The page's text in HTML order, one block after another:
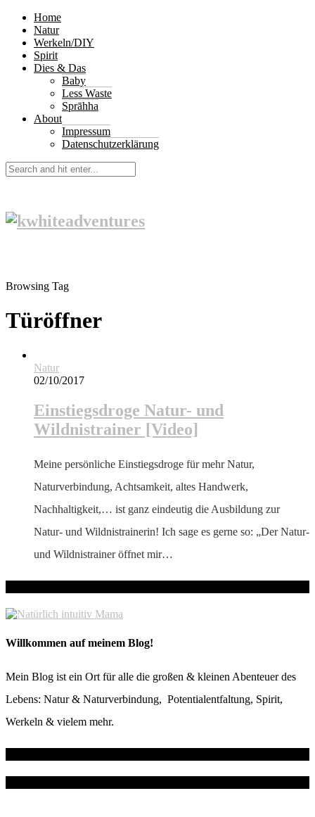
Home
Natur
Werkeln/DIY
Spirit
Dies & Das
Baby
Less Waste
Sprāhha
About
Impressum
Datenschutzerklärung
Browsing Tag
Türöffner
Natur
02/10/2017
Einstiegsdroge Natur- und
Wildnistrainer [Video]
Meine persönliche Einstiegsdroge für mehr Natur,
Naturverbindung, Achtsamkeit, altes Handwerk,
Nachhaltigkeit,… ist ganz eindeutig die Ausbildung zur
Natur- und Wildnistrainerin! Ich sage es gerne so: „Der Natur-
und Wildnistrainer öffnet mir…
Willkommen auf meinem Blog!
Mein Blog ist ein Ort für alle die großen & kleinen Abenteuer des
Lebens: Natur & Naturverbindung, Potentialentfaltung, Spirit,
Werkeln & vielem mehr.